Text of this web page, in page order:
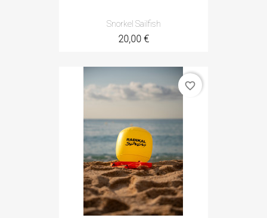
Snorkel Sailfish
20,00 €
favorite_border